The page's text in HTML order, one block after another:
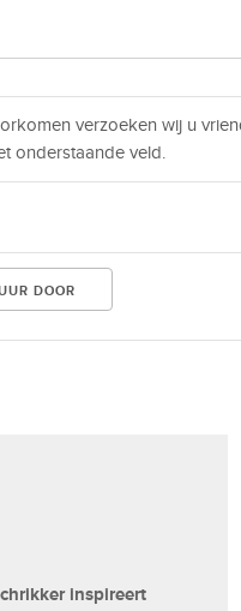
verzoeken wij u
onderstaande veld.
inspireert